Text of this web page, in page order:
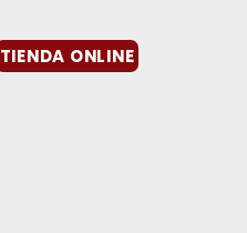
TIENDA ONLINE